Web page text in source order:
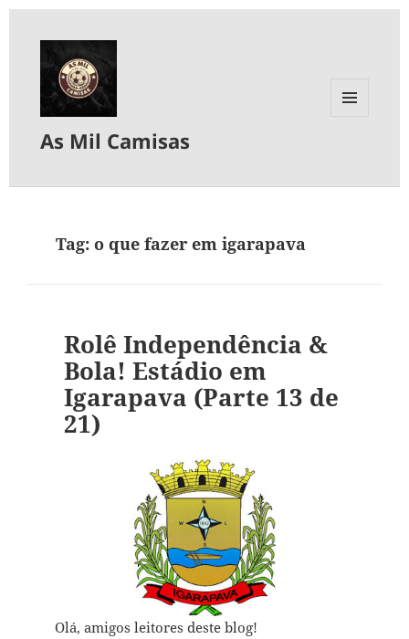
As Mil Camisas
Tag:o que fazer em igarapava
Rolê Independência &
Bola! Estádio em
Igarapava (Parte 13 de
21)
Olá, amigos leitores deste blog!